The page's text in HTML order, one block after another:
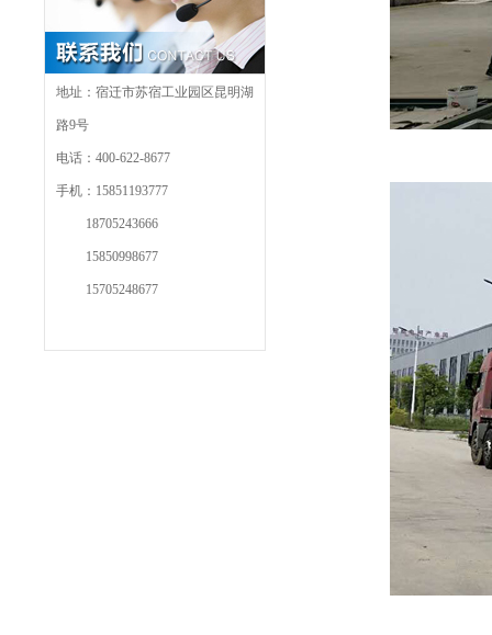
地址：宿迁市苏宿工业园区昆明湖
路9号
电话：400-622-8677
手机：15851193777
18705243666
15850998677
15705248677